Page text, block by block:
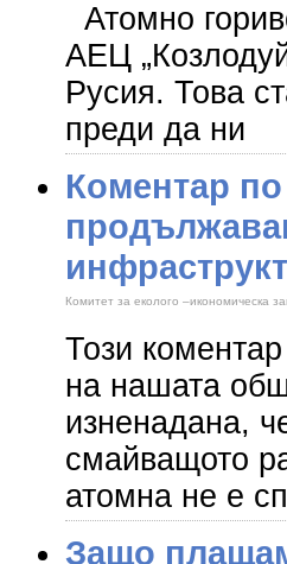
Атомно
АЕЦ
Русия. Това
преди да ни
Коментар
Комитет за еколого –икономическа
Този
на нашата
изненадана,
смайващото
атомна не е
Защо